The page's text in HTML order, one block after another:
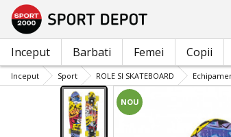
Inceput Barbati Femei Copii
Inceput Sport ROLE SI SKATEBOARD
NOU